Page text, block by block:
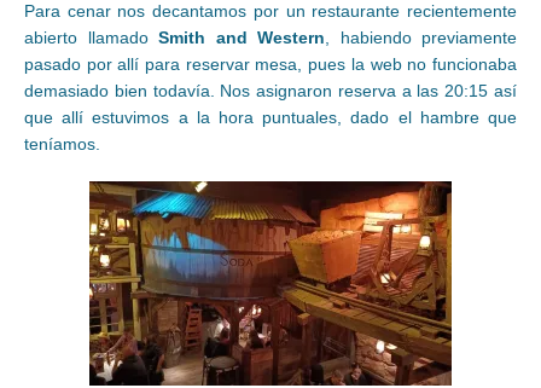
Para cenar nos decantamos por un restaurante recientemente
abierto llamado Smith and Western, habiendo previamente
pasado por allí para reservar mesa, pues la web no funcionaba
demasiado bien todavía. Nos asignaron reserva a las 20:15 así
que allí estuvimos a la hora puntuales, dado el hambre que
teníamos.